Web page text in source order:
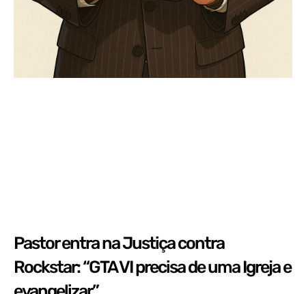
Pastor entra na Justiça contra
Rockstar: “GTA VI precisa de uma Igreja e